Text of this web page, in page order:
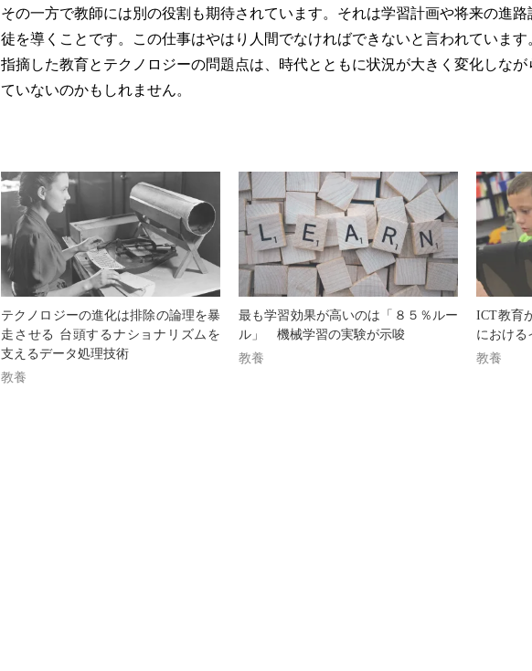
その一方で教師には別の役割も期待されています。それは学習計画や将来の進
徒を導くことです。この仕事はやはり人間でなければできないと言われていま
指摘した教育とテクノロジーの問題点は、時代とともに状況が大きく変化しな
ていないのかもしれません。
テクノロジーの進化は排除の論理を暴
走させる 台頭するナショナリズムを
支えるデータ処理技術
教養
最も学習効果が高いのは「８５％ルー
ル」 機械学習の実験が示唆
教養
ICT教育
における
教養